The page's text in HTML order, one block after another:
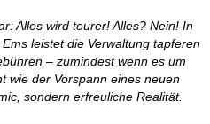
Alles wird teurer! Alles? Nein! In
leistet die Verwaltung tapferen
– zumindest wenn es um
wie der Vorspann eines neuen
sondern erfreuliche Realität.